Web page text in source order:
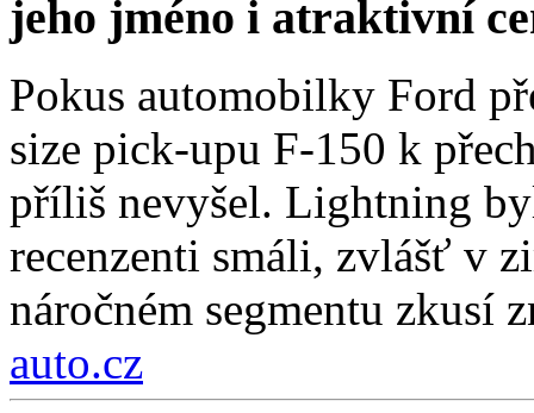
jeho jméno i atraktivní
Pokus automobilky Ford
size pick-upu F-150 k
příliš nevyšel. Lightning
recenzenti smáli, zvlášť v
náročném segmentu zkusí
auto.cz